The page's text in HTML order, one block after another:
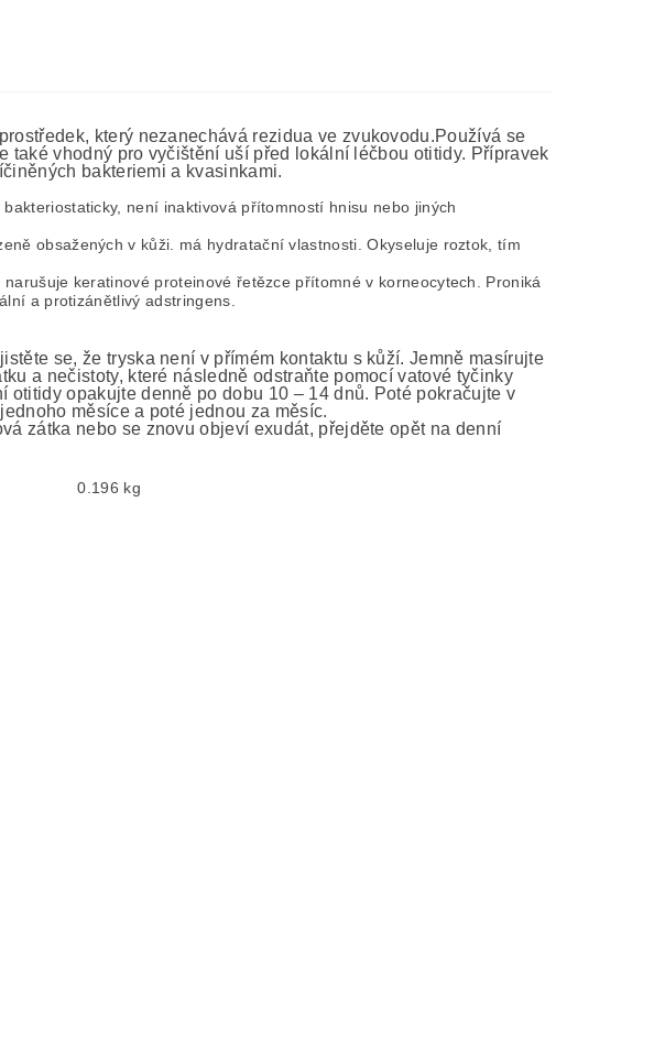
který nezanechává rezidua ve zvukovodu.Používá se
také vhodný pro vyčištění uší před lokální léčbou otitidy. Přípravek
bakteriemi a kvasinkami.
není inaktivová přítomností hnisu nebo jiných
obsažených v kůži. má hydratační vlastnosti. Okyseluje roztok, tím
keratinové proteinové řetězce přítomné v korneocytech. Proniká
a protizánětlivý adstringens.
se, že tryska není v přímém kontaktu s kůží. Jemně masírujte
a nečistoty, které následně odstraňte pomocí vatové tyčinky
otitidy opakujte denně po dobu 10 – 14 dnů. Poté pokračujte v
měsíce a poté jednou za měsíc.
zátka nebo se znovu objeví exudát, přejděte opět na denní
0.196 kg